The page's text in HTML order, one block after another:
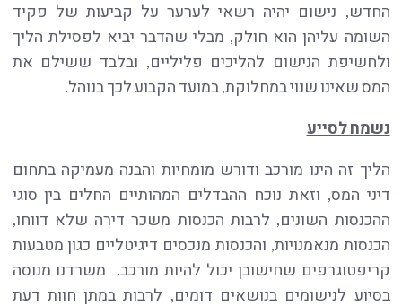
החדש, נישום יהיה רשאי לערער על קביעות של פקיד
השומה עליהן הוא חולק, מבלי שהדבר יביא לפסילת הליך
ולחשיפת הנישום להליכים פליליים, ובלבד ששילם את
המס שאינו שנוי במחלוקת, במועד הקבוע לכך בנוהל.
נשמח לסייע
הליך זה הינו מורכב ודורש מומחיות והבנה מעמיקה בתחום
דיני המס, וזאת נוכח ההבדלים המהותיים החלים בין סוגי
ההכנסות השונים, לרבות הכנסות משכר דירה שלא דווחו,
הכנסות מנאמנויות, והכנסות מנכסים דיגיטליים כגון מטבעות
קריפטוגרפים שחישובן יכול להיות מורכב. משרדנו מנוסה
בסיוע לנישומים בנושאים דומים, לרבות במתן חוות דעת